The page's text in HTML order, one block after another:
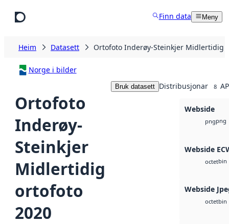
Finn data Meny
Heim Datasett Ortofoto Inderøy-Steinkjer Midlertidig
Norge i bilder
Ortofoto
Inderøy-
Steinkjer
Midlertidig
ortofoto
2020
Bruk datasett Distribusjonar 8
Webside
pngpng
Webside
octetbin
Webside
octetbin